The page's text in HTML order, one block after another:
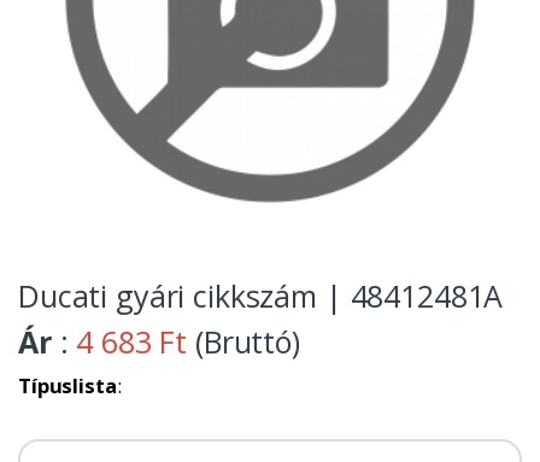
Ducati gyári cikkszám | 48412481A
Ár : 4 683 Ft (Bruttó)
Típuslista: